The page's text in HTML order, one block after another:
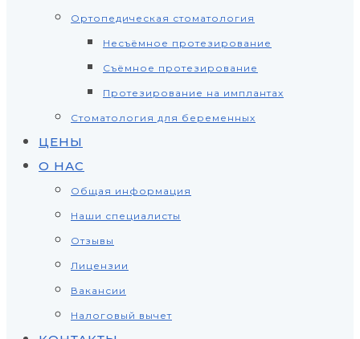
Ортопедическая стоматология
Несъёмное протезирование
Съёмное протезирование
Протезирование на имплантах
Стоматология для беременных
ЦЕНЫ
О НАС
Общая информация
Наши специалисты
Отзывы
Лицензии
Вакансии
Налоговый вычет